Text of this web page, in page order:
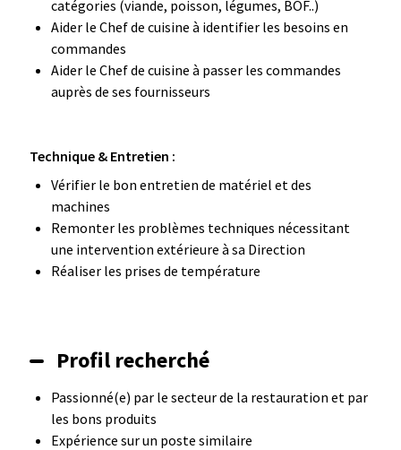
catégories (viande, poisson, légumes, BOF..)
Aider le Chef de cuisine à identifier les besoins en
commandes
Aider le Chef de cuisine à passer les commandes
auprès de ses fournisseurs
Technique & Entretien :
Vérifier le bon entretien de matériel et des
machines
Remonter les problèmes techniques nécessitant
une intervention extérieure à sa Direction
Réaliser les prises de température
Profil recherché
Passionné(e) par le secteur de la restauration et par
les bons produits
Expérience sur un poste similaire